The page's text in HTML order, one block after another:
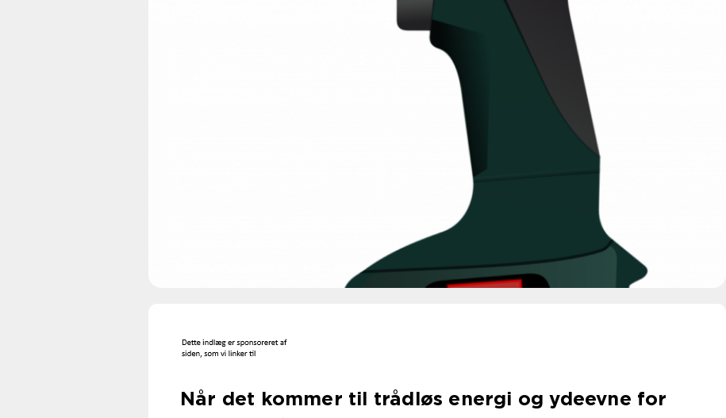
Når det kommer til trådløs energi og ydeevne for